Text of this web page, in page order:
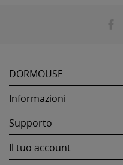
DORMOUSE
Informazioni
Supporto
Il tuo account